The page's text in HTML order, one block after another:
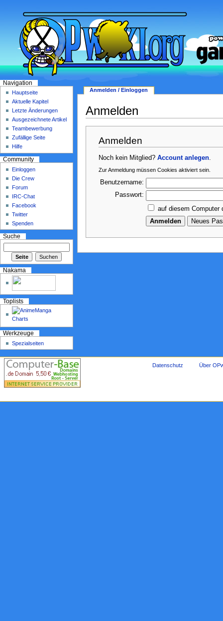
Anmelden
Anmelden
Noch kein Mitglied?Account anlegen
Zur Anmeldung müssen Cookies aktiviert sein.
Benutzername:
Passwort:
auf diesem Computer
Anmelden / Einloggen
Navigation
Hauptseite
Aktuelle Kapitel
Letzte Änderungen
Ausgezeichnete Artikel
Teambewerbung
Zufällige Seite
Hilfe
Community
Einloggen
Die Crew
Forum
IRC-Chat
Facebook
Twitter
Spenden
Suche
Nakama
Toplists
Werkzeuge
Spezialseiten
Datenschutz Über